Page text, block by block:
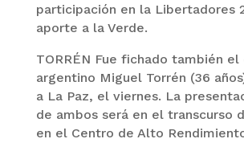
participación en la Libertadores
aporte a la Verde.
TORRÉN Fue fichado también
argentino Miguel Torrén (36
a La Paz, el viernes. La
de ambos será en el transcurso
en el Centro de Alto